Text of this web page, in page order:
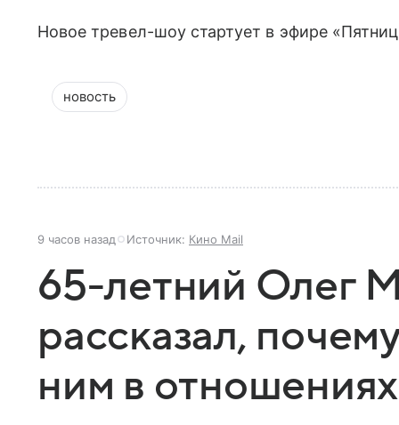
Новое тревел-шоу стартует в эфире
новость
9 часов назад Источник: Кино Mail
65-летний Олег
рассказал,
ним в отношениях